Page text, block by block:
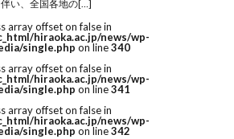
い、全国各地の[…]
array offset on false in
hiraoka.ac.jp/news/wp-
single.php on line340
array offset on false in
hiraoka.ac.jp/news/wp-
single.php on line341
array offset on false in
hiraoka.ac.jp/news/wp-
single.php on line342